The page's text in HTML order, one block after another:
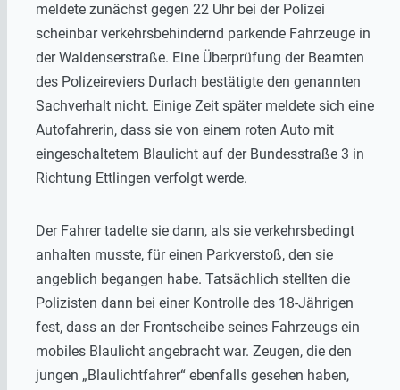
meldete zunächst gegen 22 Uhr bei der Polizei
scheinbar verkehrsbehindernd parkende Fahrzeuge in
der Waldenserstraße. Eine Überprüfung der Beamten
des Polizeireviers Durlach bestätigte den genannten
Sachverhalt nicht. Einige Zeit später meldete sich eine
Autofahrerin, dass sie von einem roten Auto mit
eingeschaltetem Blaulicht auf der Bundesstraße 3 in
Richtung Ettlingen verfolgt werde.
Der Fahrer tadelte sie dann, als sie verkehrsbedingt
anhalten musste, für einen Parkverstoß, den sie
angeblich begangen habe. Tatsächlich stellten die
Polizisten dann bei einer Kontrolle des 18-Jährigen
fest, dass an der Frontscheibe seines Fahrzeugs ein
mobiles Blaulicht angebracht war. Zeugen, die den
jungen „Blaulichtfahrer“ ebenfalls gesehen haben,